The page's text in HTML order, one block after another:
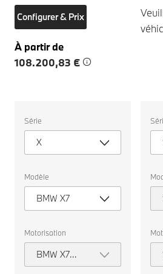
Configurer & Prix
À partir de
108.200,83 €
sélectionner
un
véhicule.
Série
X
Modèle
BMW X7
Motorisation
BMW X7
xDrive40d
un